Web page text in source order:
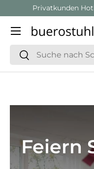
Direkt zum Inhalt
Geschäftskunden
Suchen
Suchen
Menü
Feiern